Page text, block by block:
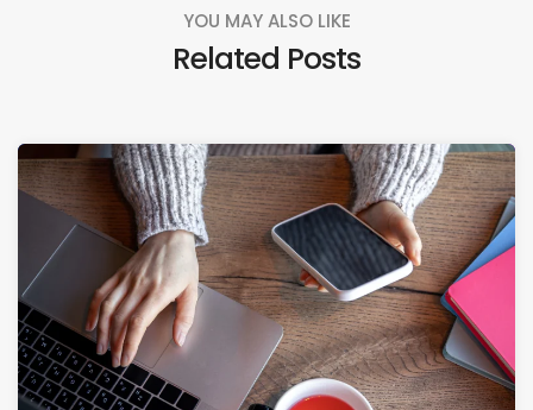
YOU MAY ALSO LIKE
Related Posts